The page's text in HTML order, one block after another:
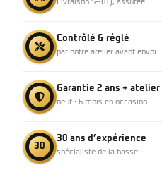
Livraison 5–10 j, assurée
Contrôlé & réglé
par notre atelier avant envoi
Garantie 2 ans + atelier
neuf · 6 mois en occasion
30
30 ans d’expérience
spécialiste de la basse